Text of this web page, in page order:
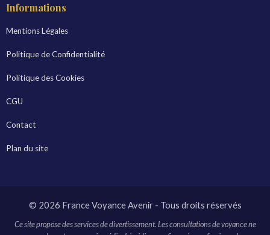
Informations
Mentions Légales
Politique de Confidentialité
Politique des Cookies
CGU
Contact
Plan du site
© 2026 France Voyance Avenir - Tous droits réservés
Ce site propose des services de divertissement. Les consultations de voyance ne